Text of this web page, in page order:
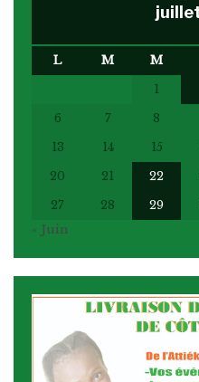
L M M
1
6
7 8
13
14 15
20
21 22
27
28 29
« Juin